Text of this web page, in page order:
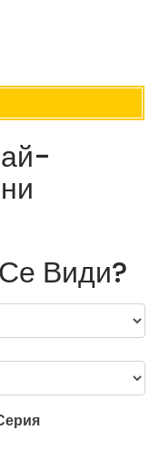
Види?